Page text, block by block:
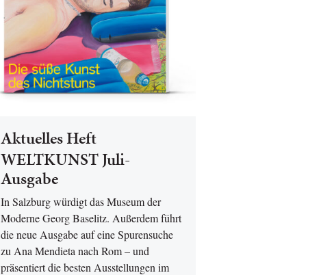
Aktuelles Heft
WELTKUNST Juli-
Ausgabe
In Salzburg würdigt das Museum der
Moderne Georg Baselitz. Außerdem führt
die neue Ausgabe auf eine Spurensuche
zu Ana Mendieta nach Rom – und
präsentiert die besten Ausstellungen im